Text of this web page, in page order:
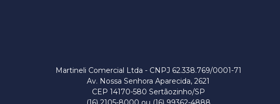
Martineli Comercial Ltda - CNPJ 62.338.769/0001-71
Av. Nossa Senhora Aparecida, 2621
CEP 14170-580 Sertãozinho/SP